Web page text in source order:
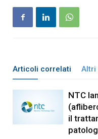
Articoli correlati Altri
NTC
il